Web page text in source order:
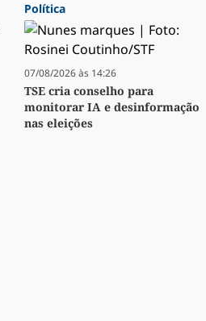
Política
07/08/2026 às 14:26
TSE cria conselho para
monitorar IA e desinformação
nas eleições